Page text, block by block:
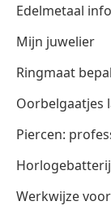
Edelmetaal
Mijn juwelier
Ringmaat
Oorbelgaatjes
Piercen:
Werkwijze